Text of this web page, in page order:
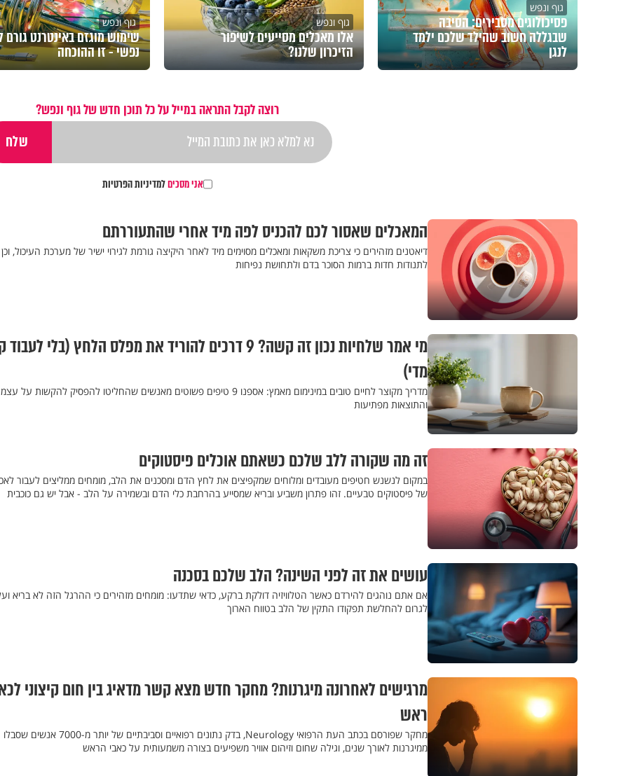
גוף ונפש
פסיכולוגים מסבירים: הסיבה
שבגללה חשוב שהילד שלכם ילמד
לנגן
גוף ונפש
אלו מאכלים מסייעים לשיפור
הזיכרון שלנו?
גוף ונפש
שימוש מוגזם באינטרנט גורם
נפשי - זו ההוכחה
רוצה לקבל התראה במייל על כל תוכן חדש של גוף ונפש?
אני מסכיםלמדיניות הפרטיות
המאכלים שאסור לכם להכניס לפה מיד אחרי שהתעוררתם
דיאטנים מזהירים כי צריכת משקאות ומאכלים מסוימים מיד לאחר היקיצה גורמת לגירוי ישיר של מערכת העיכול, וכן
לתנודות חדות ברמות הסוכר בדם ולתחושת נפיחות
מי אמר שלחיות נכון זה קשה? 9 דרכים להוריד את מפלס הלחץ (בלי
מדי)
מדריך מקוצר לחיים טובים במינימום מאמץ: אספנו 9 טיפים פשוטים מאנשים שהחליטו להפסיק להקשות על
והתוצאות מפתיעות
זה מה שקורה ללב שלכם כשאתם אוכלים פיסטוקים
במקום לנשנש חטיפים מעובדים ומלוחים שמקפיצים את לחץ הדם ומסכנים את הלב, מומחים ממליצים לעבור
של פיסטוקים טבעיים. זהו פתרון משביע ובריא שמסייע בהרחבת כלי הדם ובשמירה על הלב - אבל יש גם כוכבית
עושים את זה לפני השינה? הלב שלכם בסכנה
אם אתם נוהגים להירדם כאשר הטלוויזיה דולקת ברקע, כדאי שתדעו: מומחים מזהירים כי ההרגל הזה לא בריא
לגרום להחלשת תפקודו התקין של הלב בטווח הארוך
מרגישים לאחרונה מיגרנות? מחקר חדש מצא קשר מדאיג בין חום קיצוני
ראש
מחקר שפורסם בכתב העת הרפואי Neurology, בדק נתונים רפואיים וסביבתיים של יותר מ-7000 אנשים שסבלו
ממיגרנות לאורך שנים, וגילה שחום וזיהום אוויר משפיעים בצורה משמעותית על כאבי הראש